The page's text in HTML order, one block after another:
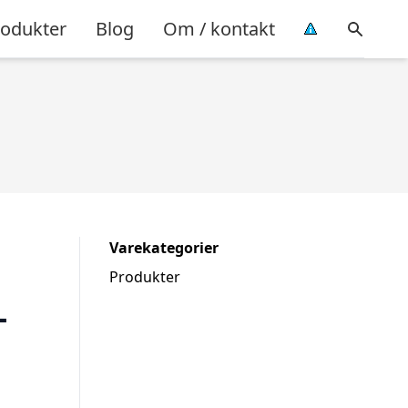
Blog Om / kontakt
Varekategorier
Produkter